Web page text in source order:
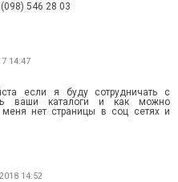
546 28 03
14:47
если я буду сотрудничать с
ваши каталоги и как можно
нет страницы в соц сетях и
14:52